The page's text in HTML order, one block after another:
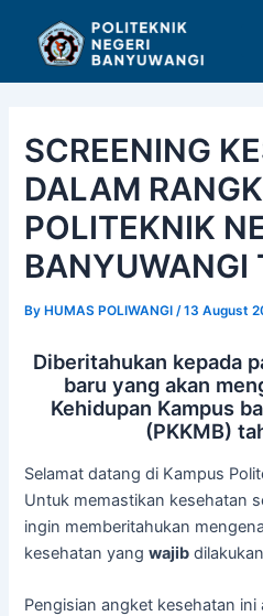
content
SCREENING
DALAM
POLITEKNIK
ByHUMAS POLIWANGI /13 August
Diberitahukan kepada
baru yang akan
Kehidupan Kampus
(PKKMB)
Selamat datang di Kampus
Untuk memastikan kesehatan
ingin memberitahukan
kesehatan yangwajib
Pengisian angket kesehatan
navigation